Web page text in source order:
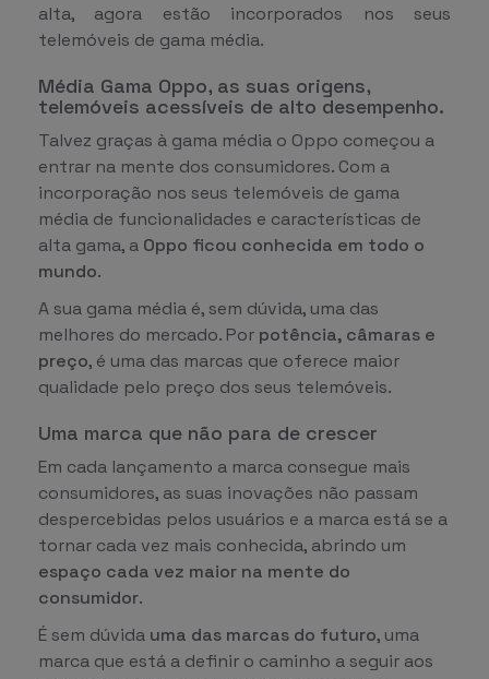
alta, agora estão incorporados nos seus
telemóveis de gama média.
Média Gama Oppo, as suas origens,
telemóveis acessíveis de alto desempenho.
Talvez graças à gama média o Oppo começou a
entrar na mente dos consumidores. Com a
incorporação nos seus telemóveis de gama
média de funcionalidades e características de
alta gama, a Oppo ficou conhecida em todo o
mundo.
A sua gama média é, sem dúvida, uma das
melhores do mercado. Por potência, câmaras e
preço, é uma das marcas que oferece maior
qualidade pelo preço dos seus telemóveis.
Uma marca que não para de crescer
Em cada lançamento a marca consegue mais
consumidores, as suas inovações não passam
despercebidas pelos usuários e a marca está se a
tornar cada vez mais conhecida, abrindo um
espaço cada vez maior na mente do
consumidor.
É sem dúvida uma das marcas do futuro, uma
marca que está a definir o caminho a seguir aos